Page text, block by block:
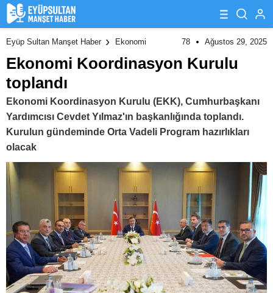
Eyüp Sultan Manşet Haber Ekonomi 78 Ağustos 29, 2025
Ekonomi Koordinasyon Kurulu
toplandı
Ekonomi Koordinasyon Kurulu (EKK), Cumhurbaşkanı
Yardımcısı Cevdet Yılmaz'ın başkanlığında toplandı.
Kurulun gündeminde Orta Vadeli Program hazırlıkları
olacak